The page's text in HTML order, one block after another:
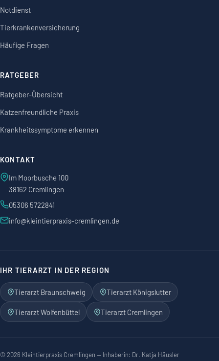
Notdienst
Tierkrankenversicherung
Häufige Fragen
RATGEBER
Ratgeber-Übersicht
Katzenfreundliche Praxis
Krankheitssymptome erkennen
KONTAKT
Im Moorbusche 100
38162 Cremlingen
05306 5722841
info@kleintierpraxis-cremlingen.de
IHR TIERARZT IN DER REGION
Tierarzt Braunschweig Tierarzt Königslutter
Tierarzt Wolfenbüttel Tierarzt Cremlingen
©2026 Kleintierpraxis Cremlingen — Inhaberin: Dr. Katja Häusler